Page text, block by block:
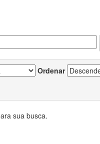
Ordenar
sua busca.